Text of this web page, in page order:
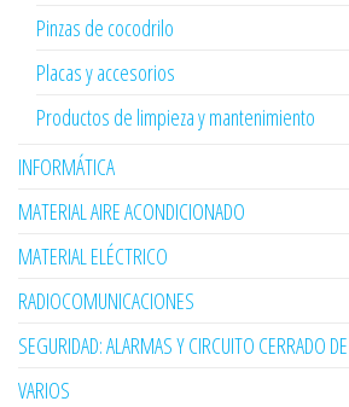
Pinzas de cocodrilo
Placas y accesorios
Productos de limpieza y mantenimiento
INFORMÁTICA
MATERIAL AIRE ACONDICIONADO
MATERIAL ELÉCTRICO
RADIOCOMUNICACIONES
SEGURIDAD: ALARMAS Y CIRCUITO CERRADO
VARIOS